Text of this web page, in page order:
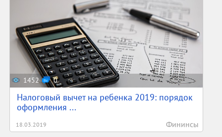
1452 0
Налоговый вычет на ребенка 2019: порядок
оформления ...
18.03.2019 Фининсы